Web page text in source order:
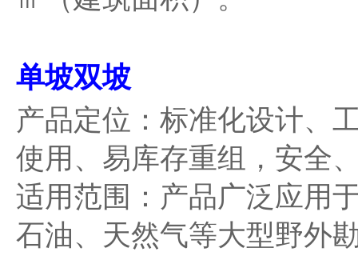
单坡双坡
产品定位：标准化设计、
使用、易库存重组，安全
适用范围：产品广泛应用
石油、天然气等大型野外